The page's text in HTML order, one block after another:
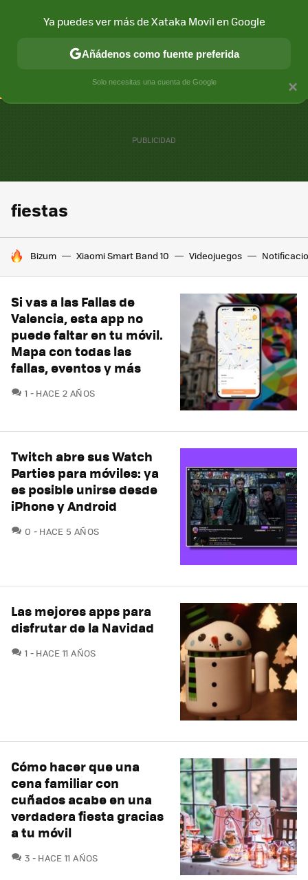
CONECTIVIDAD MÓVIL Y SOCIEDAD APLICACIONES
fiestas
HOY SE HABLA DE
Bizum Xiaomi Smart Band 10 Videojuegos
Si vas a las Fallas de
Valencia, esta app no
puede faltar en tu móvil.
Mapa con todas las
fallas, eventos y más
1 COMENTARIOS
HACE 2 AÑOS
Twitch abre sus Watch
Parties para móviles: ya
es posible unirse desde
iPhone y Android
0 COMENTARIOS
HACE 5 AÑOS
Las mejores apps para
disfrutar de la Navidad
1 COMENTARIOS
HACE 11 AÑOS
Cómo hacer que una
cena familiar con
cuñados acabe en una
verdadera fiesta gracias
a tu móvil
3 COMENTARIOS
HACE 11 AÑOS
×
Ya puedes ver más de Xataka Movil en Google
Añádenos como fuente preferida
Solo necesitas una cuenta de Google